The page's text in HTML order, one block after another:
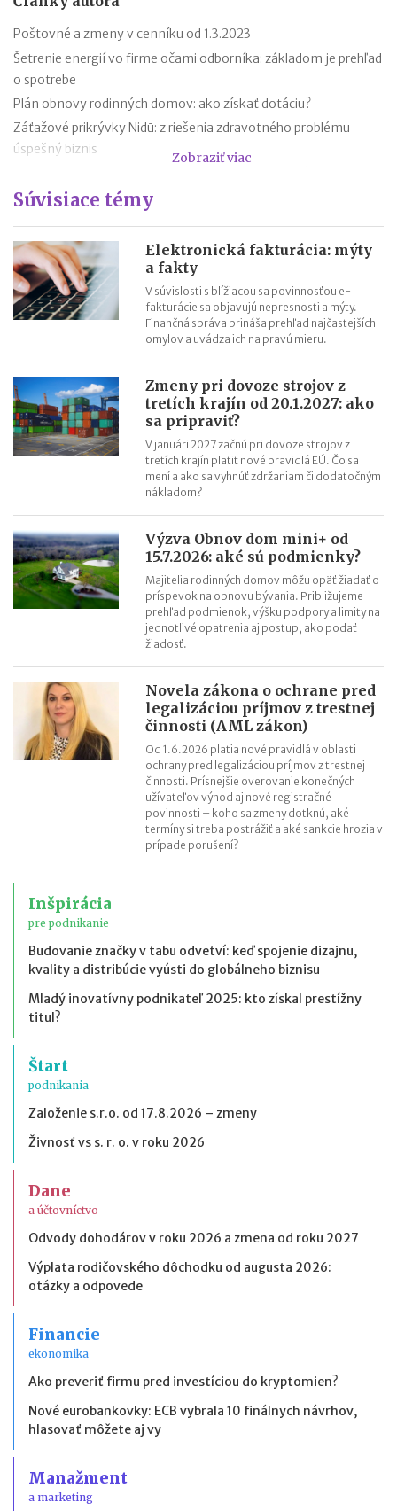
Poštovné a zmeny v cenníku od 1.3.2023
Šetrenie energií vo firme očami odborníka: základom je prehľad
o spotrebe
Plán obnovy rodinných domov: ako získať dotáciu?
Záťažové prikrývky Nidū: z riešenia zdravotného problému
úspešný biznis
Výmena starších vodičských preukazov: koho sa týka a aké sú
Štátna správa zavádza opatrenia na šetrenie energií, inšpirovať
sa môžu aj firmy
Zobraziť viac
Súvisiace témy
Elektronická fakturácia: mýty
a fakty
V súvislosti s blížiacou sa povinnosťou e-
fakturácie sa objavujú nepresnosti a mýty.
Finančná správa prináša prehľad najčastejších
omylov a uvádza ich na pravú mieru.
Zmeny pri dovoze strojov z
tretích krajín od 20.1.2027: ako
sa pripraviť?
V januári 2027 začnú pri dovoze strojov z
tretích krajín platiť nové pravidlá EÚ. Čo sa
mení a ako sa vyhnúť zdržaniam či dodatočným
nákladom?
Výzva Obnov dom mini+ od
15.7.2026: aké sú podmienky?
Majitelia rodinných domov môžu opäť žiadať o
príspevok na obnovu bývania. Približujeme
prehľad podmienok, výšku podpory a limity na
jednotlivé opatrenia aj postup, ako podať
žiadosť.
Novela zákona o ochrane pred
legalizáciou príjmov z trestnej
činnosti (AML zákon)
Od 1.6.2026 platia nové pravidlá v oblasti
ochrany pred legalizáciou príjmov z trestnej
činnosti. Prísnejšie overovanie konečných
užívateľov výhod aj nové registračné
povinnosti – koho sa zmeny dotknú, aké
termíny si treba postrážiť a aké sankcie hrozia v
prípade porušení?
Inšpirácia
pre podnikanie
Budovanie značky v tabu odvetví: keď spojenie dizajnu,
kvality a distribúcie vyústi do globálneho biznisu
Mladý inovatívny podnikateľ 2025: kto získal prestížny
titul?
Štart
podnikania
Založenie s.r.o. od 17.8.2026 – zmeny
Živnosť vs s. r. o. v roku 2026
Dane
a účtovníctvo
Odvody dohodárov v roku 2026 a zmena od roku 2027
Výplata rodičovského dôchodku od augusta 2026:
otázky a odpovede
Financie
ekonomika
Ako preveriť firmu pred investíciou do kryptomien?
Nové eurobankovky: ECB vybrala 10 finálnych návrhov,
hlasovať môžete aj vy
Manažment
a marketing